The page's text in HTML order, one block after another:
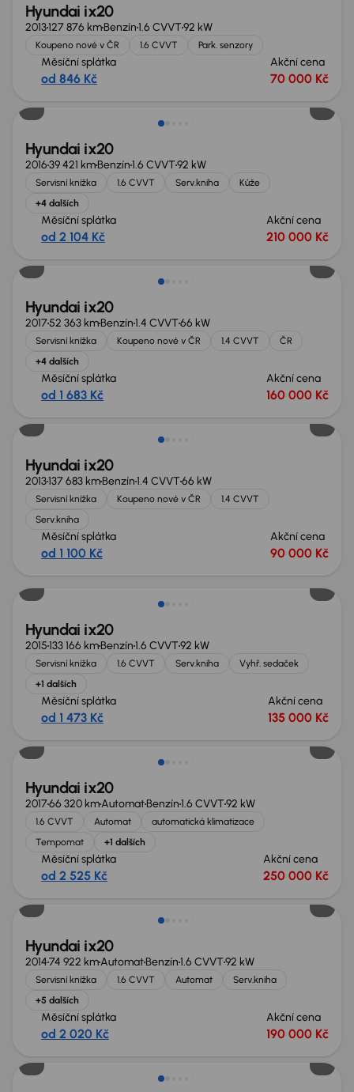
Hyundai ix20
2013127 876 kmBenzín1.6 CVVT92 kW
Koupeno nové v ČR 1.6 CVVT Park. senzory
Měsíční splátka
od 846 Kč
Akční cena
70 000 Kč
Hyundai ix20
201639 421 kmBenzín1.6 CVVT92 kW
Servisní knížka 1.6 CVVT Serv.kniha
Kůže
+4 dalších
Měsíční splátka
od 2 104 Kč
Akční cena
210 000 Kč
Hyundai ix20
201752 363 kmBenzín1.4 CVVT66 kW
Servisní knížka Koupeno nové v ČR 1.4 CVVT
ČR
+4 dalších
Měsíční splátka
od 1 683 Kč
Akční cena
160 000 Kč
Hyundai ix20
2013137 683 kmBenzín1.4 CVVT66 kW
Servisní knížka Koupeno nové v ČR
1.4 CVVT
Serv.kniha
Měsíční splátka
od 1 100 Kč
Akční cena
90 000 Kč
Hyundai ix20
2015133 166 kmBenzín1.6 CVVT92 kW
Servisní knížka 1.6 CVVT Serv.kniha
Vyhř. sedaček
+1 dalších
Měsíční splátka
od 1 473 Kč
Akční cena
135 000 Kč
Zlevněno o 20 000 Kč
Hyundai ix20
201766 320 kmAutomatBenzín1.6 CVVT92 kW
1.6 CVVT Automat
automatická klimatizace
Tempomat
+1 dalších
Měsíční splátka
od 2 525 Kč
Akční cena
250 000 Kč
Zlevněno o 10 000 Kč
Hyundai ix20
201474 922 kmAutomatBenzín1.6 CVVT92 kW
Servisní knížka 1.6 CVVT Automat
Serv.kniha
+5 dalších
Měsíční splátka
od 2 020 Kč
Akční cena
190 000 Kč